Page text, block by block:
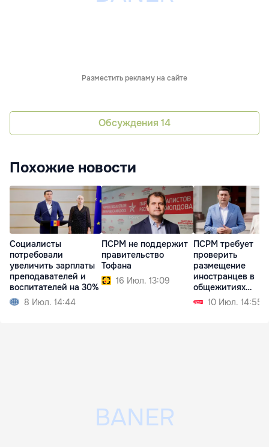
Разместить рекламу на сайте
Обсуждения 14
Похожие новости
Социалисты
потребовали
увеличить зарплаты
преподавателей и
воспитателей на 30%
8 Июл. 14:44
ПСРМ не поддержит
правительство
Тофана
16 Июл. 13:09
ПСРМ требует
проверить
размещение
иностранцев в
общежитиях
Аграрного
университета
10 Июл. 14:55